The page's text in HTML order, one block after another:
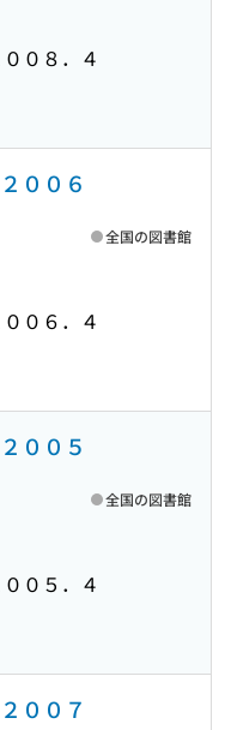
００８．４
００６
００６．４
全国の図書館
００５
００５．４
全国の図書館
００７